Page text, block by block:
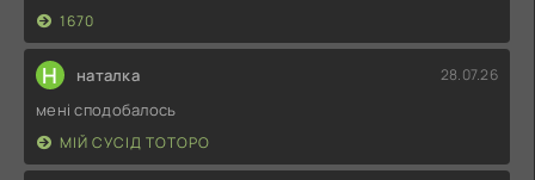
1670
Н наталка 28.07.26
мені сподобалось
МІЙ СУСІД ТОТОРО